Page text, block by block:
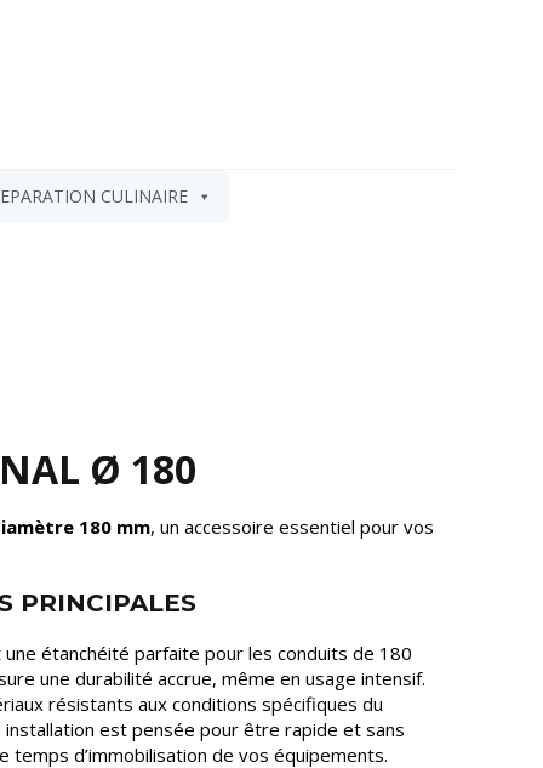
CULINAIRE
Ø 180
180 mm, un accessoire essentiel pour vos
PRINCIPALES
étanchéité parfaite pour les conduits de 180
une durabilité accrue, même en usage intensif.
résistants aux conditions spécifiques du
installation est pensée pour être rapide et sans
temps d’immobilisation de vos équipements.